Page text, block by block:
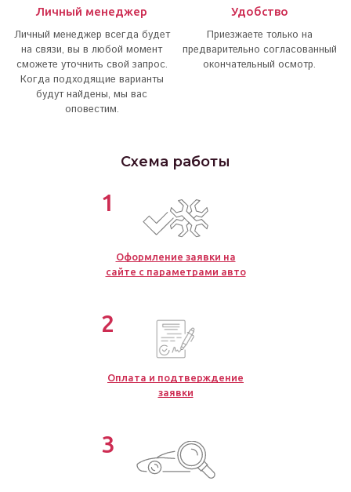
Личный менеджер
Личный менеджер всегда будет
на связи, вы в любой момент
сможете уточнить свой запрос.
Когда подходящие варианты
будут найдены, мы вас
оповестим.
Удобство
Приезжаете только на
предварительно согласованный
окончательный осмотр.
Схема работы
1
Оформление заявки на
сайте с параметрами авто
2
Оплата и подтверждение
заявки
3